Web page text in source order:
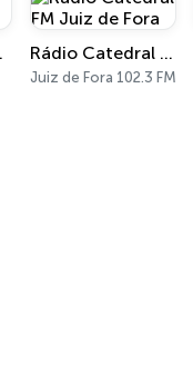
Rádio Catedral FM Juiz de Fora
Juiz de Fora 102.3 FM